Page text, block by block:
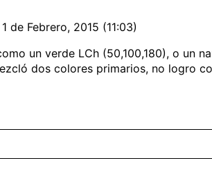
de Febrero, 2015 (11:03)
un verde LCh (50,100,180), o un
dos colores primarios, no logro